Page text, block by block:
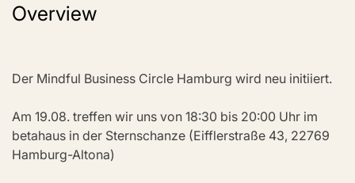
Overview
Der Mindful Business Circle Hamburg wird neu initiiert.
Am 19.08. treffen wir uns von 18:30 bis 20:00 Uhr im
betahaus in der Sternschanze (Eifflerstraße 43, 22769
Hamburg-Altona)